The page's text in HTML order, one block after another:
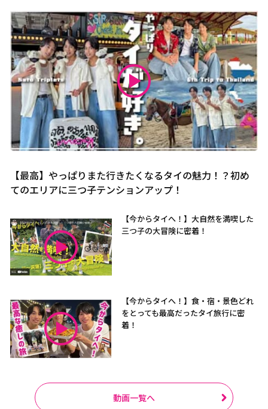
【最高】やっぱりまた行きたくなるタイの魅力！？初め
てのエリアに三つ子テンションアップ！
【今からタイへ！】大自然を満喫した
三つ子の大冒険に密着！
【今からタイへ！】食・宿・景色どれ
をとっても最高だったタイ旅行に密
着！
動画一覧へ